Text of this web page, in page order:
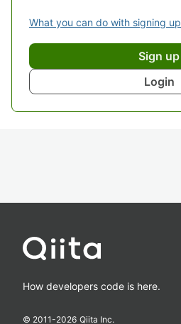
What you can do with signing up
Sign up
Login
How developers code is here.
© 2011-2026 Qiita Inc.